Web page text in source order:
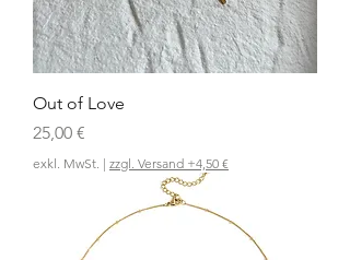
Out of Love
Preis
25,00 €
exkl. MwSt. | zzgl. Versand +4,50 €